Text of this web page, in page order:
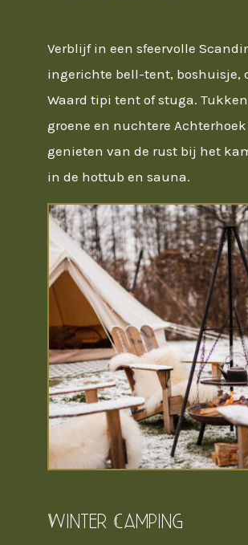
Verblijf in een sfeervolle
ingerichte bell-tent, boshuisje,
Waard tipi tent of stuga.
groene en nuchtere Achterhoek
genieten van de rust bij het
in de hottub en sauna.
Winter Camping